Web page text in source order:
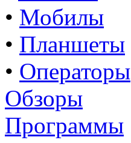
• Мобилы
• Планшеты
• Операторы
Обзоры
Программы